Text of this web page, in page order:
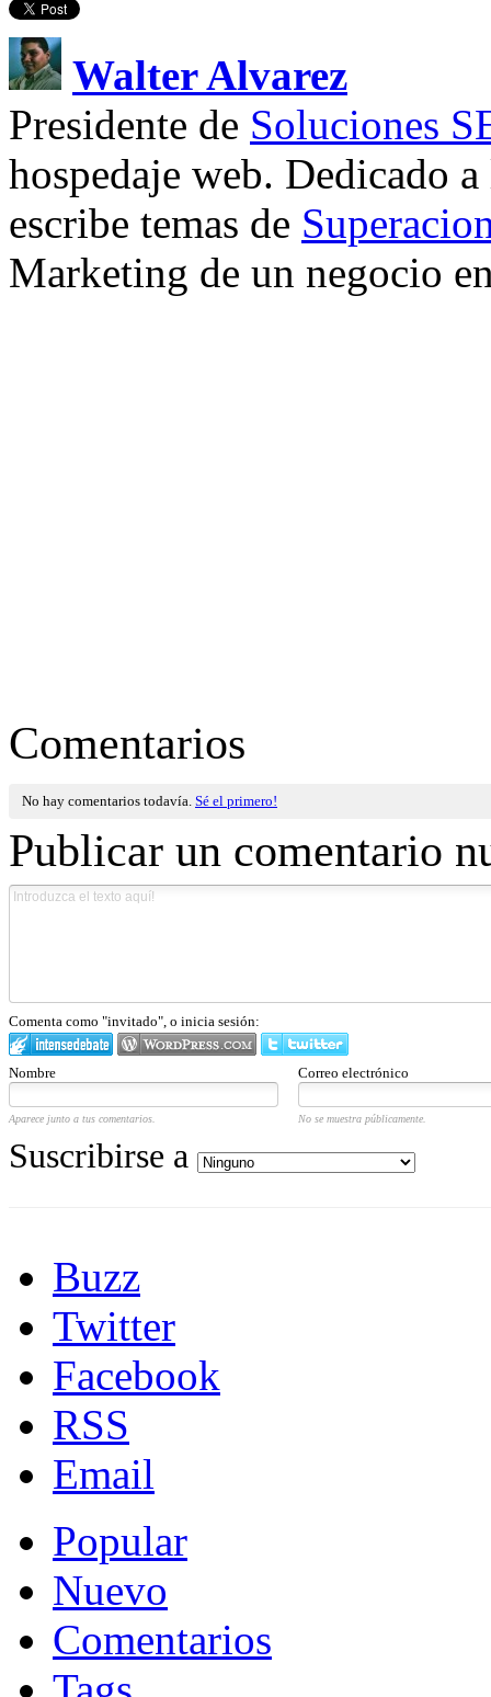
Walter Alvarez
Presidente de Soluciones
hospedaje web. Dedicado
escribe temas de
Marketing de un negocio
Comentarios
No hay comentarios todavía. Sé el primero!
Publicar un comentario
Comenta como "invitado", o inicia sesión:
Nombre Correo electrónico
Aparece junto a tus comentarios. No se muestra públicamente.
Suscribirse a
Buzz
Twitter
Facebook
RSS
Email
Popular
Nuevo
Comentarios